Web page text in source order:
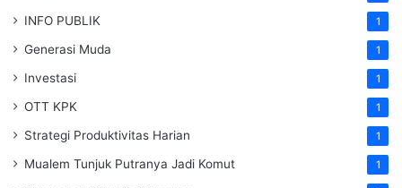
INFO PUBLIK 1
Generasi Muda 1
Investasi 1
OTT KPK 1
Strategi Produktivitas Harian 1
Mualem Tunjuk Putranya Jadi Komut 1